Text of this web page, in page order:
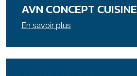
AVN CONCEPT CUISINE
En savoir plus